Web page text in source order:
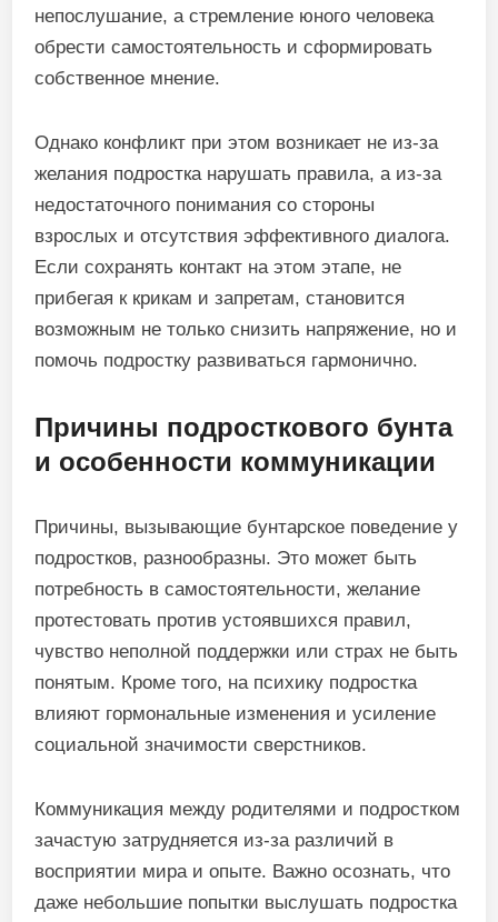
непослушание, а стремление юного человека
обрести самостоятельность и сформировать
собственное мнение.
Однако конфликт при этом возникает не из-за
желания подростка нарушать правила, а из-за
недостаточного понимания со стороны
взрослых и отсутствия эффективного диалога.
Если сохранять контакт на этом этапе, не
прибегая к крикам и запретам, становится
возможным не только снизить напряжение, но и
помочь подростку развиваться гармонично.
Причины подросткового бунта
и особенности коммуникации
Причины, вызывающие бунтарское поведение у
подростков, разнообразны. Это может быть
потребность в самостоятельности, желание
протестовать против устоявшихся правил,
чувство неполной поддержки или страх не быть
понятым. Кроме того, на психику подростка
влияют гормональные изменения и усиление
социальной значимости сверстников.
Коммуникация между родителями и подростком
зачастую затрудняется из-за различий в
восприятии мира и опыте. Важно осознать, что
даже небольшие попытки выслушать подростка